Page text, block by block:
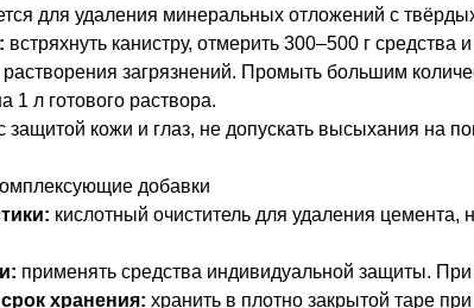
для удаления минеральных отложений с
встряхнуть канистру, отмерить 300–500 г
растворения загрязнений. Промыть большим
1 л готового раствора.
защитой кожи и глаз, не допускать высыхания на
добавки
кислотный очиститель для удаления цемента,
применять средства индивидуальной защиты.
хранения: хранить в плотно закрытой таре